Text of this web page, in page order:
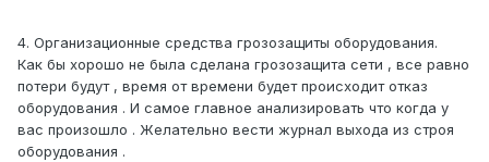
4. Организационные средства грозозащиты оборудования.
Как бы хорошо не была сделана грозозащита сети , все равно
потери будут , время от времени будет происходит отказ
оборудования . И самое главное анализировать что когда у
вас произошло . Желательно вести журнал выхода из строя
оборудования .